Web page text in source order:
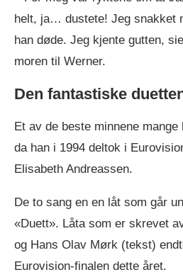
helt, ja… dustete! Jeg snakket
han døde. Jeg kjente gutten,
moren til Werner.
Den fantastiske
Et av de beste minnene
da han i 1994 deltok i
Elisabeth Andreassen.
De to sang en en låt som går
«Duett». Låta som er skrevet
og Hans Olav Mørk (tekst)
Eurovision-finalen dette året.